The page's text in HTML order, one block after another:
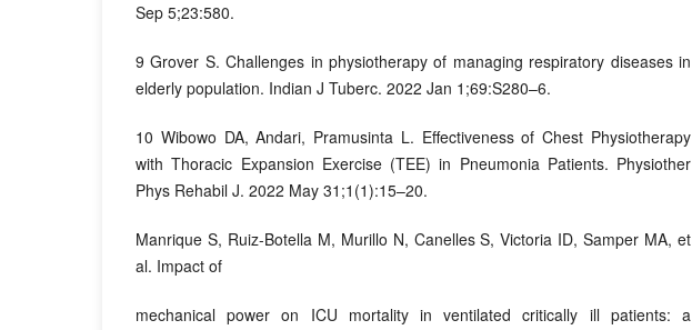
Sep 5;23:580.
9 Grover S. Challenges in physiotherapy of managing respiratory diseases in
elderly population. Indian J Tuberc. 2022 Jan 1;69:S280–6.
10 Wibowo DA, Andari, Pramusinta L. Effectiveness of Chest Physiotherapy
with Thoracic Expansion Exercise (TEE) in Pneumonia Patients. Physiother
Phys Rehabil J. 2022 May 31;1(1):15–20.
Manrique S, Ruiz-Botella M, Murillo N, Canelles S, Victoria ID, Samper MA, et
al. Impact of
mechanical power on ICU mortality in ventilated critically ill patients: a